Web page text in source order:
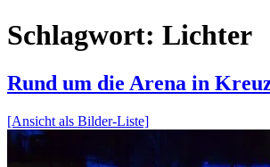
Schlagwort: Lichter
Rund um die Arena in
[Ansicht als Bilder-Liste]